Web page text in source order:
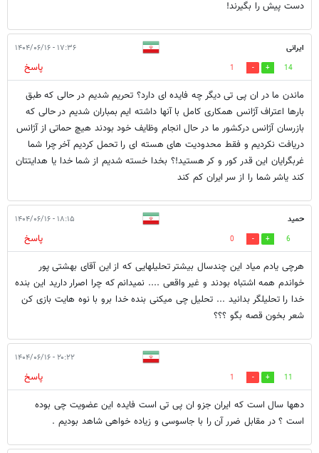
دست پیش را بگیرند!
ایرانی ۱۷:۳۶ - ۱۴۰۴/۰۶/۱۶
14
1
پاسخ
ماندن ما در ان پی تی دیگر چه فایده ای دارد؟ تحریم شدیم در حالی که طبق
بارها اعتراف آژانس همکاری کامل با آنها داشته ایم بمباران شدیم در حالی که
بازرسان آژانس درکشور ما در حال انجام وظایف خود بودند هیچ حماتی از آژانس
دریافت نکردیم و فقط محدودیت های هسته ای را تحمل کردیم آخر چرا شما
غربگرایان این قدر کور و کر هستید!؟ بخدا خسته شدیم از شما خدا یا هدایتتان
کند یاشر شما را از سر ایران کم کند
حمید ۱۸:۱۵ - ۱۴۰۴/۰۶/۱۶
6
0
پاسخ
هرچی یادم میاد این چندسال بیشتر تحلیلهایی که از این آقای بهشتی پور
خواندم همه اشتباه بودند و غیر واقعی .... نمیدانم که چرا اصرار دارید این بنده
خدا را تحلیلگر بدانید ... تحلیل چی میکنی بنده خدا برو با نوه هایت بازی کن
شعر بخون قصه بگو ؟؟؟
۲۰:۲۲ - ۱۴۰۴/۰۶/۱۶
11
1
پاسخ
دهها سال است که ایران جزو ان پی تی است فایده این عضویت چی بوده
است ؟ در مقابل ضرر آن را با جاسوسی و زیاده خواهی شاهد بودیم .